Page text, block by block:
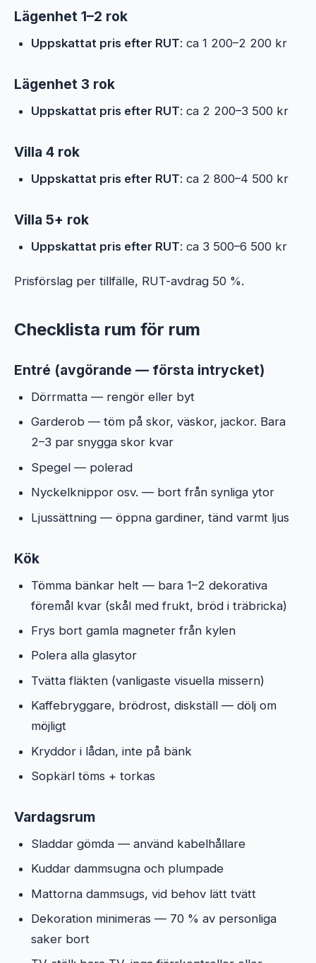
Lägenhet 1–2 rok
Uppskattat pris efter RUT: ca 1 200–2 200 kr
Lägenhet 3 rok
Uppskattat pris efter RUT: ca 2 200–3 500 kr
Villa 4 rok
Uppskattat pris efter RUT: ca 2 800–4 500 kr
Villa 5+ rok
Uppskattat pris efter RUT: ca 3 500–6 500 kr
Prisförslag per tillfälle, RUT-avdrag 50 %.
Checklista rum för rum
Entré (avgörande — första intrycket)
Dörrmatta — rengör eller byt
Garderob — töm på skor, väskor, jackor. Bara
2–3 par snygga skor kvar
Spegel — polerad
Nyckelknippor osv. — bort från synliga ytor
Ljussättning — öppna gardiner, tänd varmt ljus
Kök
Tömma bänkar helt — bara 1–2 dekorativa
föremål kvar (skål med frukt, bröd i träbricka)
Frys bort gamla magneter från kylen
Polera alla glasytor
Tvätta fläkten (vanligaste visuella missern)
Kaffebryggare, brödrost, diskställ — dölj om
möjligt
Kryddor i lådan, inte på bänk
Sopkärl töms + torkas
Vardagsrum
Sladdar gömda — använd kabelhållare
Kuddar dammsugna och plumpade
Mattorna dammsugs, vid behov lätt tvätt
Dekoration minimeras — 70 % av personliga
saker bort